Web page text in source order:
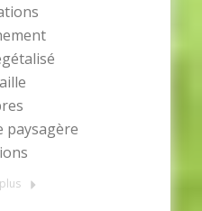
paysagère